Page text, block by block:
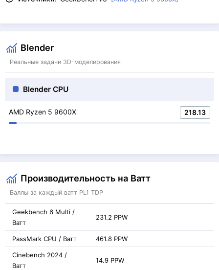
Blender
Реальные задачи 3D-моделирования
Blender CPU
AMD Ryzen 5 9600X 218.13
Производительность на Ватт
Баллы за каждый ватт PL1 TDP
Geekbench 6 Multi /
Ватт
231.2 PPW
PassMark CPU / Ватт 461.8 PPW
Cinebench 2024 /
Ватт
14.9 PPW